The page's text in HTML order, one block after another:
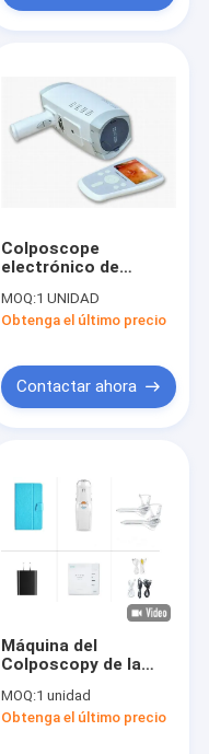
Colposcope
electrónico de
pixeles de la
resolución 800000 de
electrónico
automático pantalla
pulgadas
MOQ:1 UNIDAD
Obtenga el último precio
Contactar ahora
Máquina del
Colposcopy de la
del bolsillo HD
MOQ:1 unidad
Obtenga el último precio